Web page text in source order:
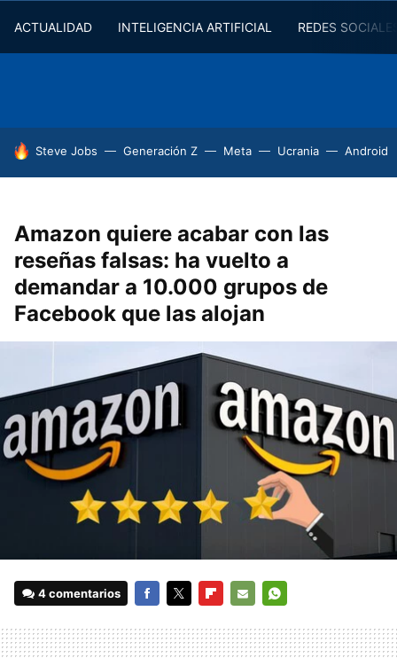
ACTUALIDAD INTELIGENCIA ARTIFICIAL REDES
HOY SE HABLA DE
Steve Jobs Generación Z Meta Ucrania Android
Amazon quiere acabar con las
reseñas falsas: ha vuelto a
demandar a 10.000 grupos de
Facebook que las alojan
4 comentarios
MAIL